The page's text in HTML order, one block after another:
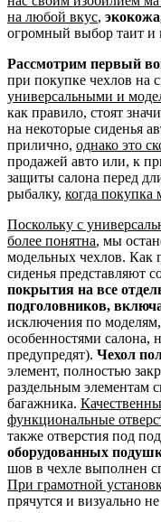
на любой вкус,
огромный выбор таит и
Рассмотрим первый
при покупке чехлов на
универсальными и
как правило, стоят
на некоторые сиденья
прилично, однако это
продажей авто или, к
защиты салона перед
рыбалку, когда покупка
Поскольку с
более понятна, мы
модельных чехлов. Как
сиденья представляют
покрытия на все
подголовников,
исключения по
особенностями салона,
предупредят). Чехол
элемент, полностью
раздельным элементам
багажника.
функциональные
также отверстия под
оборудованных
шов в чехле выполнен
При грамотной
прячутся и визуально